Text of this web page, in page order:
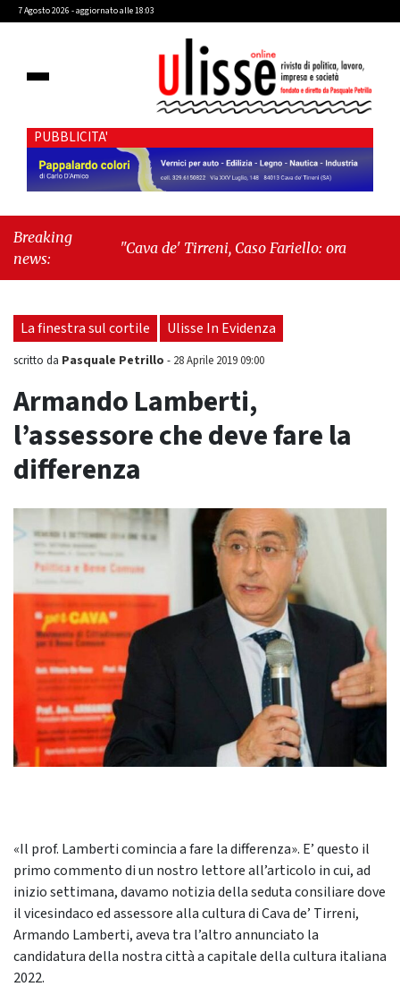
7 Agosto 2026 - aggiornato alle 18:03
PUBBLICITA'
Breaking
news:
"Cava de' Tirreni, Caso Fariello: ora torniamo ai
La finestra sul cortile Ulisse In Evidenza
scritto da Pasquale Petrillo - 28 Aprile 2019 09:00
Armando Lamberti,
l’assessore che deve fare la
differenza
«Il prof. Lamberti comincia a fare la differenza». E’ questo il
primo commento di un nostro lettore all’articolo in cui, ad
inizio settimana, davamo notizia della seduta consiliare dove
il vicesindaco ed assessore alla cultura di Cava de’ Tirreni,
Armando Lamberti, aveva tra l’altro annunciato la
candidatura della nostra città a capitale della cultura italiana
2022.